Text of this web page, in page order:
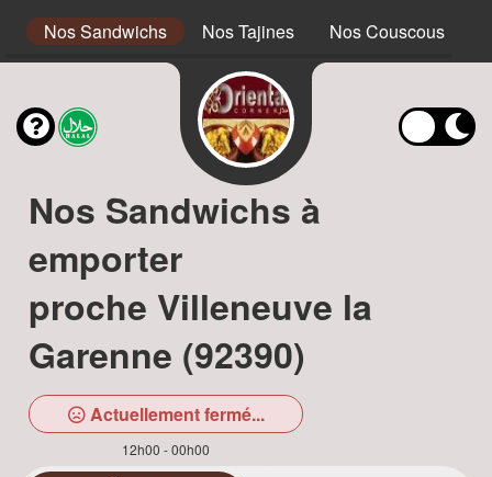
Nos Sandwichs Nos Tajines Nos Couscous
Nos Sandwichs à
emporter
proche Villeneuve la
Garenne (92390)
Actuellement fermé...
12h00 - 00h00